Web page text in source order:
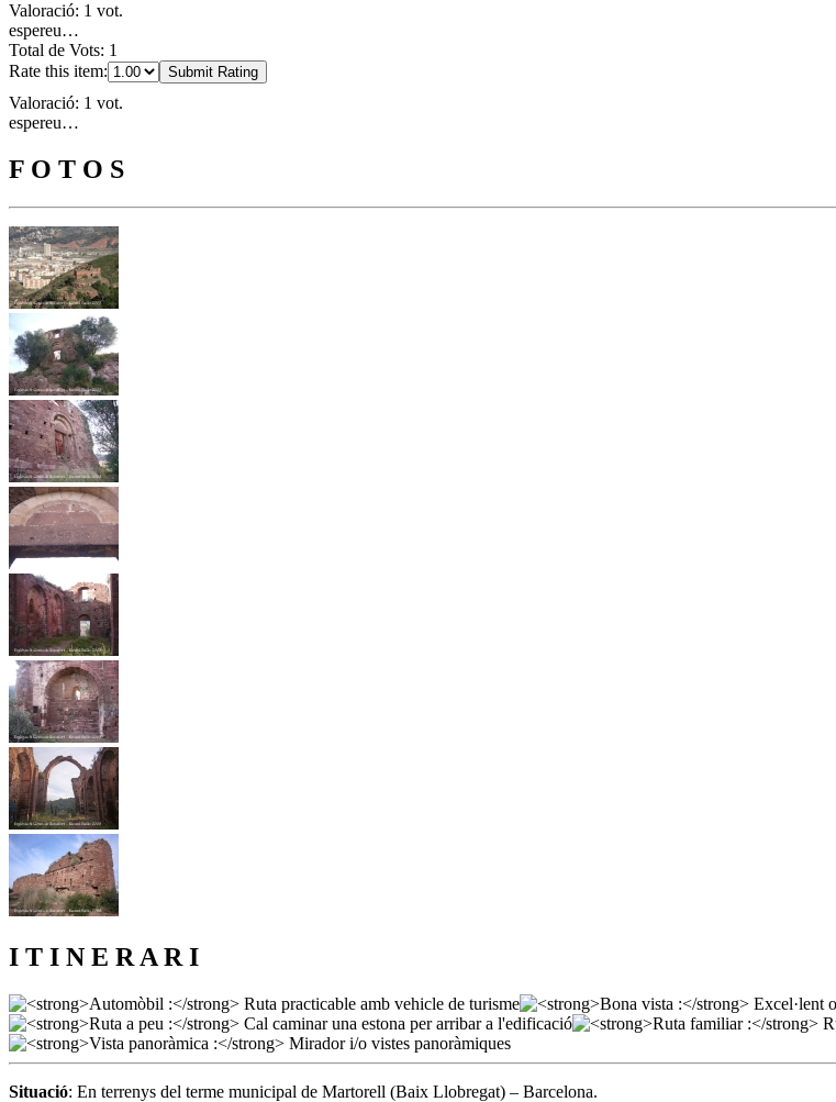
Valoració: 1 vot.
espereu…
Total de Vots: 1
Rate this item:
Submit Rating
Valoració: 1 vot.
espereu…
F O T O S
I T I N E R A R I
Situació: En terrenys del terme municipal de Martorell (Baix Llobregat) – Barcelona.